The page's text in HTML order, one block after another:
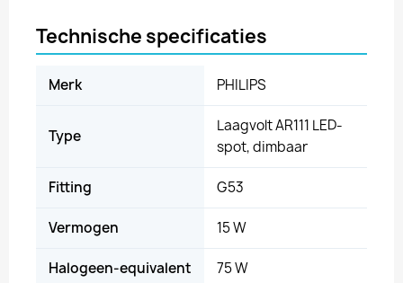
Technische specificaties
Merk PHILIPS
Type
Laagvolt AR111 LED-
spot, dimbaar
Fitting G53
Vermogen 15 W
Halogeen-equivalent 75 W